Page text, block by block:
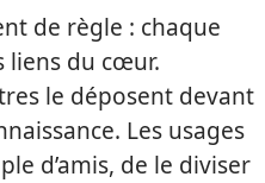
de règle : chaque
liens du cœur.
le déposent devant
Les usages
d’amis, de le diviser